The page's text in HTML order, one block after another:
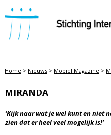
STICHTING INTERMOBIEL
Home > Nieuws > Mobiel Magazine >
MIRANDA
‘Kijk naar wat je wel kunt en niet
zien dat er heel veel mogelijk is!’